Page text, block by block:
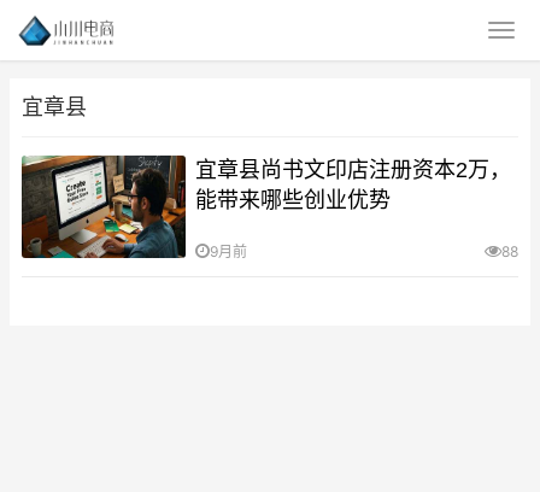
宜章县
宜章县尚书文印店注册资本2万，
能带来哪些创业优势
9月前 88